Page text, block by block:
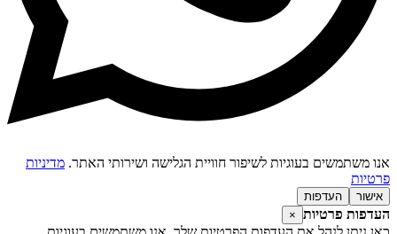
אנו משתמשים בעוגיות לשיפור חוויית הגלישה ושירותי האתר. מדיניות
פרטיות
אישור העדפות
העדפות פרטיות ×